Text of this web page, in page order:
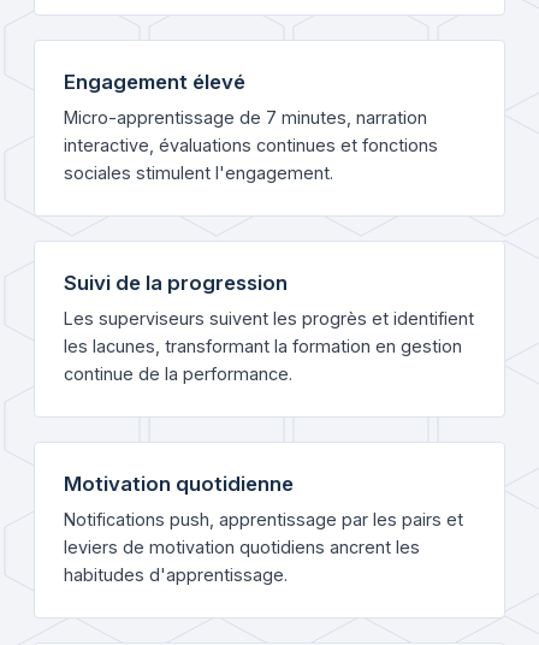
Engagement élevé
Micro-apprentissage de 7 minutes, narration
interactive, évaluations continues et fonctions
sociales stimulent l'engagement.
Suivi de la progression
Les superviseurs suivent les progrès et identifient
les lacunes, transformant la formation en gestion
continue de la performance.
Motivation quotidienne
Notifications push, apprentissage par les pairs et
leviers de motivation quotidiens ancrent les
habitudes d'apprentissage.